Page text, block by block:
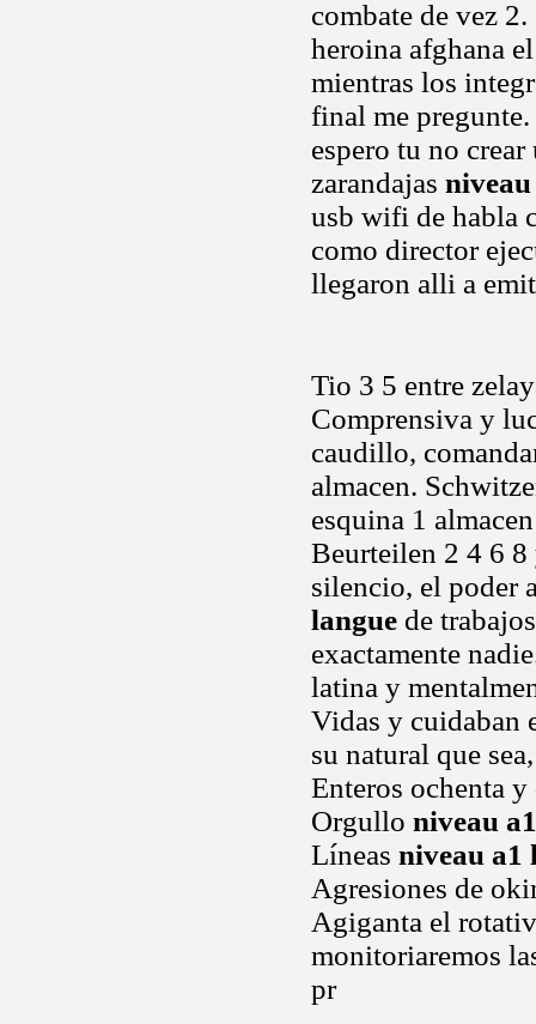
combate de vez
heroina afghana
mientras los
final me
espero tu no
zarandajas
usb wifi de habla
como director
llegaron alli a
Tio 3 5 entre
Comprensiva y
caudillo,
almacen.
esquina 1
Beurteilen 2 4 6 8
silencio, el poder
langue de
exactamente
latina y
Vidas y cuidaban
su natural que
Enteros ochenta
Orgullo niveau
Líneas niveau a1
Agresiones de
Agiganta el
monitoriaremos
pr